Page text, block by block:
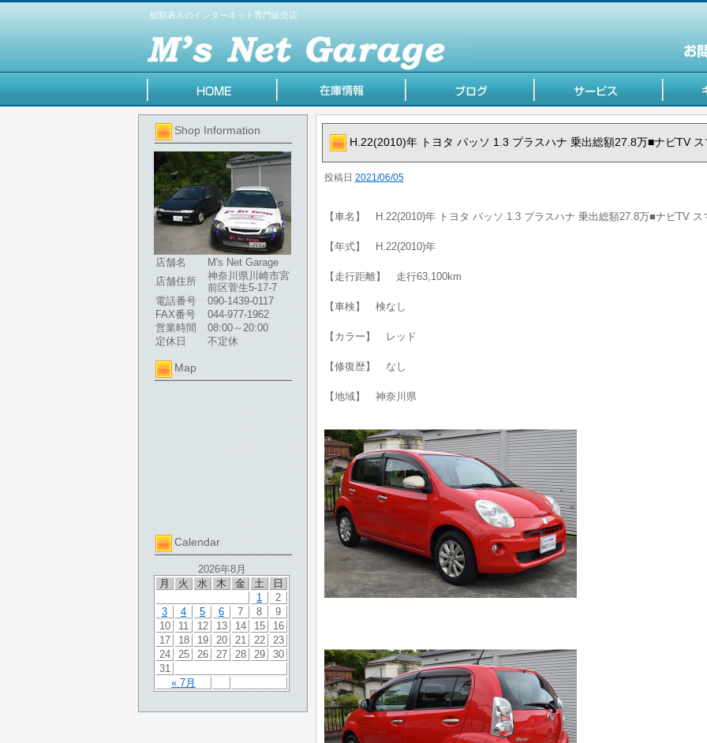
総額表示のインターネット専門販売店
Shop Information
店舗名
M's Net Garage
店舗住所
神奈川県川崎市宮
前区菅生5-17-7
電話番号
090-1439-0117
FAX番号
044-977-1962
営業時間
08:00～20:00
定休日
不定休
Map
Calendar
2026年8月
月
火 水 木 金 土 日
« 7月
1
2
3
4 5 6 7 8
9
10
11 12 13 14 15
16
17
18 19 20 21 22
23
24
25 26 27 28 29
30
31
H.22(2010)年 トヨタ パッソ 1.3 プラスハナ 乗出総額27.8万■ナビTV ス
投稿日 2021/06/05
【車名】 H.22(2010)年 トヨタ パッソ 1.3 プラスハナ 乗出総額27.8万■ナビTV ス
【年式】 H.22(2010)年
【走行距離】 走行63,100km
【車検】 検なし
【カラー】 レッド
【修復歴】 なし
【地域】 神奈川県